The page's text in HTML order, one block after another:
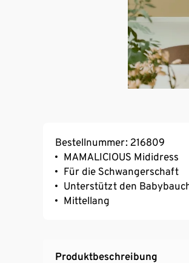
Bestellnummer: 216809
MAMALICIOUS Mididress
Für die Schwangerschaft
Unterstützt den
Mittellang
Produktbeschreibung